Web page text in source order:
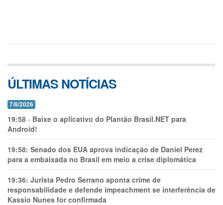
ÚLTIMAS NOTÍCIAS
7/8/2026
19:58 - Baixe o aplicativo do Plantão Brasil.NET para
Android!
19:58: Senado dos EUA aprova indicação de Daniel Perez
para a embaixada no Brasil em meio a crise diplomática
19:36: Jurista Pedro Serrano aponta crime de
responsabilidade e defende impeachment se interferência de
Kassio Nunes for confirmada